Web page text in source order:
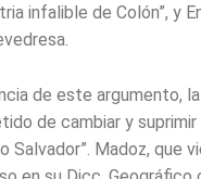
infalible de Colón”, y
de este argumento,
de cambiar y suprimir
Salvador”. Madoz, que